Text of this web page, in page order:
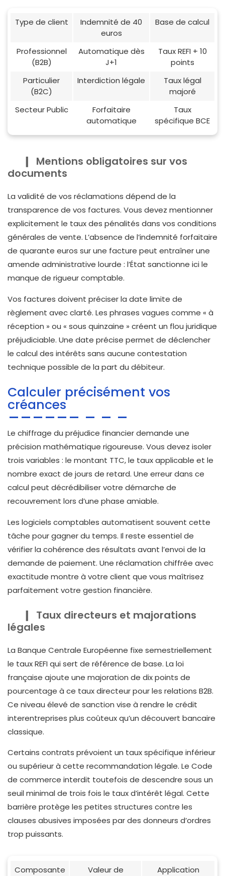
Type de client
Indemnité de 40
euros
Base de calcul
Professionnel
(B2B)
Automatique dès
J+1
Taux REFI + 10
points
Particulier
(B2C)
Interdiction légale
Taux légal
majoré
Secteur Public
Forfaitaire
automatique
Taux
spécifique BCE
Mentions obligatoires sur vos
documents
La validité de vos réclamations dépend de la
transparence de vos factures. Vous devez mentionner
explicitement le taux des pénalités dans vos conditions
générales de vente. L’absence de l’indemnité forfaitaire
de quarante euros sur une facture peut entraîner une
amende administrative lourde : l’État sanctionne ici le
manque de rigueur comptable.
Vos factures doivent préciser la date limite de
règlement avec clarté. Les phrases vagues comme « à
réception » ou « sous quinzaine » créent un flou juridique
préjudiciable. Une date précise permet de déclencher
le calcul des intérêts sans aucune contestation
technique possible de la part du débiteur.
Calculer précisément vos
créances
Le chiffrage du préjudice financier demande une
précision mathématique rigoureuse. Vous devez isoler
trois variables : le montant TTC, le taux applicable et le
nombre exact de jours de retard. Une erreur dans ce
calcul peut décrédibiliser votre démarche de
recouvrement lors d’une phase amiable.
Les logiciels comptables automatisent souvent cette
tâche pour gagner du temps. Il reste essentiel de
vérifier la cohérence des résultats avant l’envoi de la
demande de paiement. Une réclamation chiffrée avec
exactitude montre à votre client que vous maîtrisez
parfaitement votre gestion financière.
Taux directeurs et majorations
légales
La Banque Centrale Européenne fixe semestriellement
le taux REFI qui sert de référence de base. La loi
française ajoute une majoration de dix points de
pourcentage à ce taux directeur pour les relations B2B.
Ce niveau élevé de sanction vise à rendre le crédit
interentreprises plus coûteux qu’un découvert bancaire
classique.
Certains contrats prévoient un taux spécifique inférieur
ou supérieur à cette recommandation légale. Le Code
de commerce interdit toutefois de descendre sous un
seuil minimal de trois fois le taux d’intérêt légal. Cette
barrière protège les petites structures contre les
clauses abusives imposées par des donneurs d’ordres
trop puissants.
Composante
Valeur de
Application